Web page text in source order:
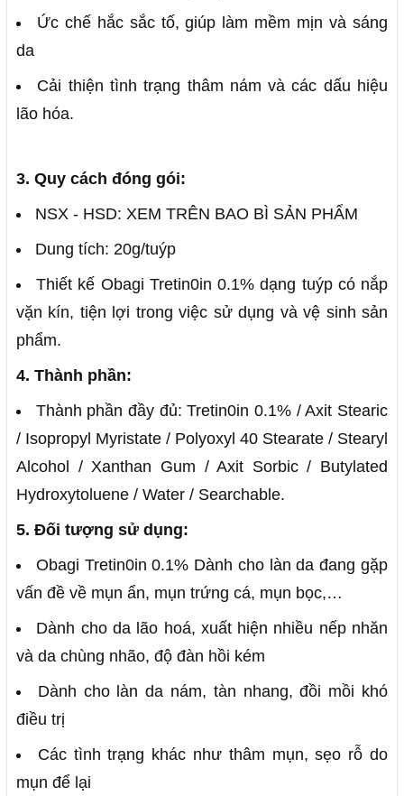
Ức chế hắc sắc tố, giúp làm mềm mịn và sáng
da
Cải thiện tình trạng thâm nám và các dấu hiệu
lão hóa.
3. Quy cách đóng gói:
NSX - HSD: XEM TRÊN BAO BÌ SẢN PHẨM
Dung tích: 20g/tuýp
Thiết kế Obagi Tretin0in 0.1% dạng tuýp có nắp
vặn kín, tiện lợi trong việc sử dụng và vệ sinh sản
phẩm.
4. Thành phần:
Thành phần đầy đủ: Tretin0in 0.1% / Axit Stearic
/ Isopropyl Myristate / Polyoxyl 40 Stearate / Stearyl
Alcohol / Xanthan Gum / Axit Sorbic / Butylated
Hydroxytoluene / Water / Searchable.
5. Đối tượng sử dụng:
Obagi Tretin0in 0.1% Dành cho làn da đang gặp
vấn đề về mụn ẩn, mụn trứng cá, mụn bọc,…
Dành cho da lão hoá, xuất hiện nhiều nếp nhăn
và da chùng nhão, độ đàn hồi kém
Dành cho làn da nám, tàn nhang, đồi mồi khó
điều trị
Các tình trạng khác như thâm mụn, sẹo rỗ do
mụn để lại